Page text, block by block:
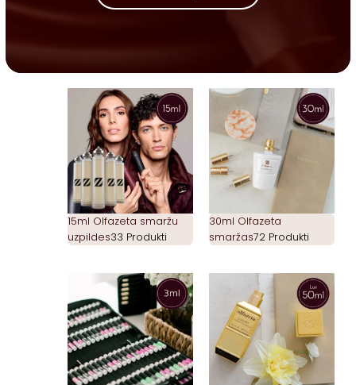
15ml Olfazeta smaržu
uzpildes33 Produkti
30ml Olfazeta
smaržas72 Produkti